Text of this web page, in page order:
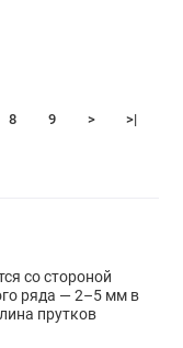
8 9 > >|
со стороной
ряда — 2–5 мм в
прутков